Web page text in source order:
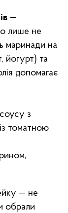
—
лише не
маринади на
йогурт) та
допомагає
з
томатною
— не
обрали